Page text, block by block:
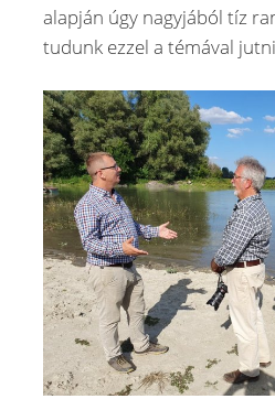
alapján úgy nagyjából tíz
tudunk ezzel a témával